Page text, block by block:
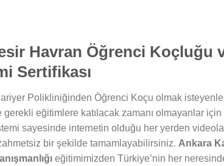
Havran Öğrenci Koçluğu
Sertifikası
Polikliniğinden Öğrenci Koçu olmak
gerekli eğitimlere katılacak zamanı olmayanlar
sayesinde internetin olduğu her yerden
bir şekilde tamamlayabilirsiniz. Ankara
eğitimimizden Türkiye’nin her